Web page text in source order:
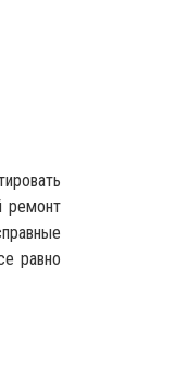
ремонт
равно